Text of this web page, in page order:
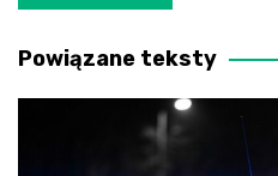
wpisu
Powiązane teksty